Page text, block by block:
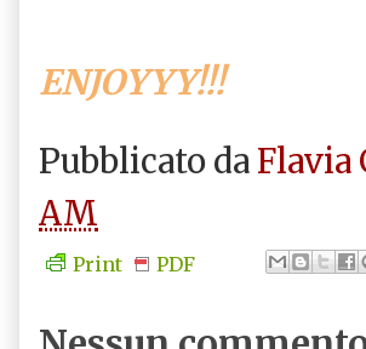
ENJOYYY!!!
Pubblicato da Flavia
AM
Print PDF